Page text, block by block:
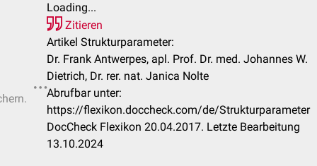
Loading...
Zitieren
Artikel Strukturparameter:
Dr. Frank Antwerpes, apl. Prof. Dr. med. Johannes W.
Dietrich, Dr. rer. nat. Janica Nolte
Abrufbar unter:
https://flexikon.doccheck.com/de/Strukturparameter
DocCheck Flexikon 20.04.2017. Letzte Bearbeitung
13.10.2024